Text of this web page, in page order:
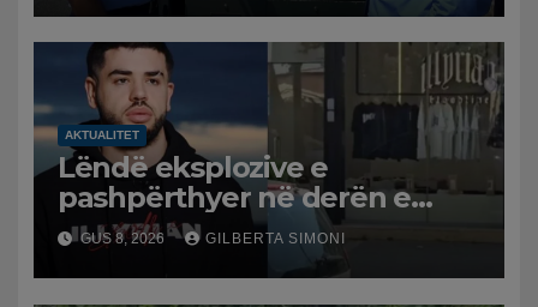
funksion
AKTUALITET
Lëndë eksplozive e
pashpërthyer në derën e
dyqanit të Noizyt në Durrës,
policia nis hetimet për
ngjarjen
GUS 8, 2026 GILBERTA SIMONI